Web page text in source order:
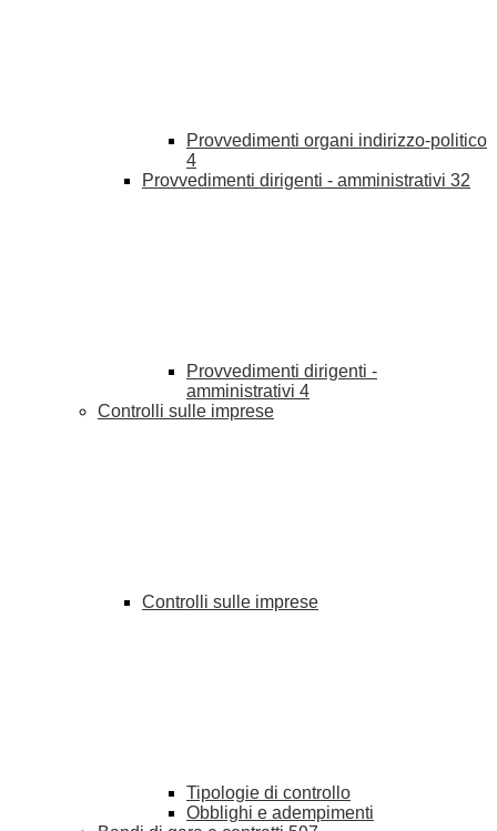
Provvedimenti organi indirizzo-politico
4
Provvedimenti dirigenti - amministrativi 32
Provvedimenti dirigenti -
amministrativi 4
Controlli sulle imprese
Controlli sulle imprese
Tipologie di controllo
Obblighi e adempimenti